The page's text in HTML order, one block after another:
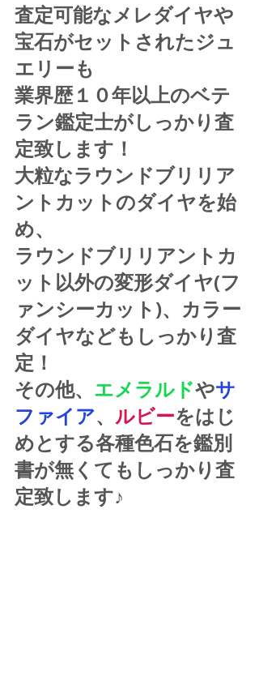
査定可能なメレダイヤや
宝石がセットされたジュ
エリーも
業界歴１０年以上のベテ
ラン鑑定士がしっかり査
定致します！
大粒なラウンドブリリア
ントカットのダイヤを始
め、
ラウンドブリリアントカ
ット以外の変形ダイヤ(フ
ァンシーカット)、カラー
ダイヤなどもしっかり査
定！
その他、 エメラルドやサ
ファイア、 ルビーをはじ
めとする各種色石を鑑別
書が無くてもしっかり査
定致します♪